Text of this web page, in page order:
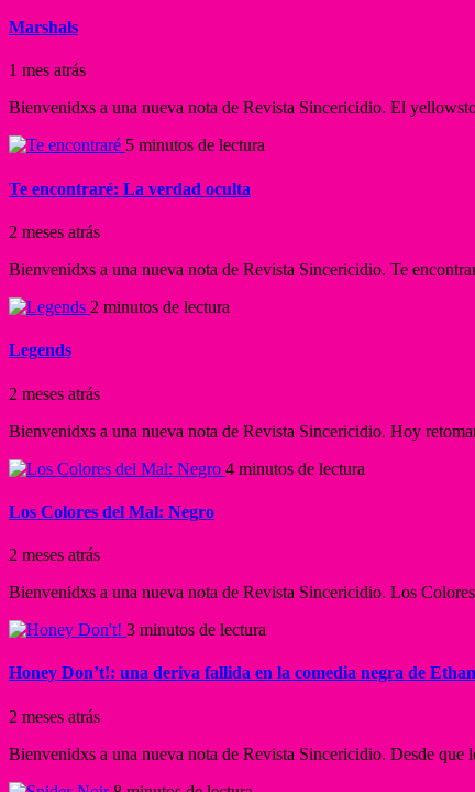
Marshals
1 mes atrás
Bienvenidxs a una nueva nota de Revista Sincericidio. El
5 minutos de lectura
Te encontraré: La verdad oculta
2 meses atrás
Bienvenidxs a una nueva nota de Revista Sincericidio. Te
2 minutos de lectura
Legends
2 meses atrás
Bienvenidxs a una nueva nota de Revista Sincericidio. Hoy
4 minutos de lectura
Los Colores del Mal: Negro
2 meses atrás
Bienvenidxs a una nueva nota de Revista Sincericidio. Los
3 minutos de lectura
Honey Don’t!: una deriva fallida en la comedia negra de
2 meses atrás
Bienvenidxs a una nueva nota de Revista Sincericidio. Desde que